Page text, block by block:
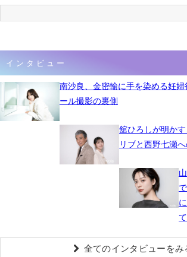
インタビュー
南沙良、金密輸に手を染める妊
ール撮影の裏側
舘ひろしが明か
リブと西野七瀬
全てのインタビューをみ